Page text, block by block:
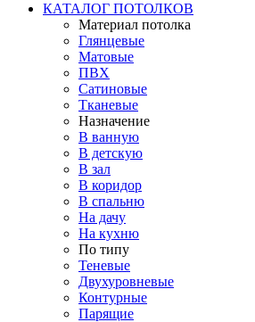
КАТАЛОГ ПОТОЛКОВ
Материал потолка
Глянцевые
Матовые
ПВХ
Сатиновые
Тканевые
Назначение
В ванную
В детскую
В зал
В коридор
В спальню
На дачу
На кухню
По типу
Теневые
Двухуровневые
Контурные
Парящие